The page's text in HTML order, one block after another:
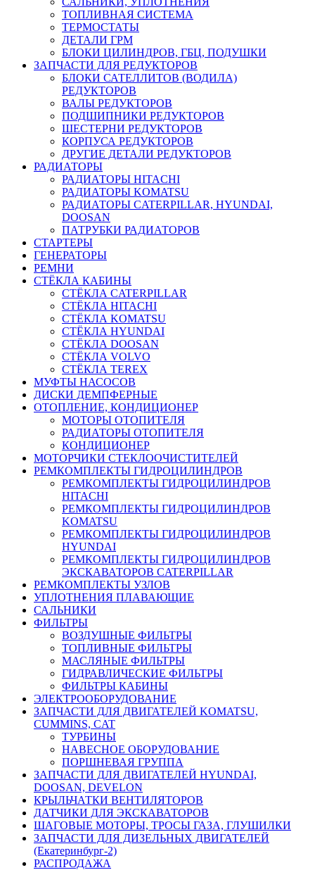
ТОПЛИВНАЯ СИСТЕМА
ТЕРМОСТАТЫ
ДЕТАЛИ ГРМ
БЛОКИ ЦИЛИНДРОВ, ГБЦ, ПОДУШКИ
ЗАПЧАСТИ ДЛЯ РЕДУКТОРОВ
БЛОКИ САТЕЛЛИТОВ (ВОДИЛА)
РЕДУКТОРОВ
ВАЛЫ РЕДУКТОРОВ
ПОДШИПНИКИ РЕДУКТОРОВ
ШЕСТЕРНИ РЕДУКТОРОВ
КОРПУСА РЕДУКТОРОВ
ДРУГИЕ ДЕТАЛИ РЕДУКТОРОВ
РАДИАТОРЫ
РАДИАТОРЫ HITACHI
РАДИАТОРЫ KOMATSU
РАДИАТОРЫ CATERPILLAR, HYUNDAI,
DOOSAN
ПАТРУБКИ РАДИАТОРОВ
СТАРТЕРЫ
ГЕНЕРАТОРЫ
РЕМНИ
СТЁКЛА КАБИНЫ
СТЁКЛА CATERPILLAR
СТЁКЛА HITACHI
СТЁКЛА KOMATSU
СТЁКЛА HYUNDAI
СТЁКЛА DOOSAN
СТЁКЛА VOLVO
СТЁКЛА TEREX
МУФТЫ НАСОСОВ
ДИСКИ ДЕМПФЕРНЫЕ
ОТОПЛЕНИЕ, КОНДИЦИОНЕР
МОТОРЫ ОТОПИТЕЛЯ
РАДИАТОРЫ ОТОПИТЕЛЯ
КОНДИЦИОНЕР
МОТОРЧИКИ СТЕКЛООЧИСТИТЕЛЕЙ
РЕМКОМПЛЕКТЫ ГИДРОЦИЛИНДРОВ
РЕМКОМПЛЕКТЫ ГИДРОЦИЛИНДРОВ
HITACHI
РЕМКОМПЛЕКТЫ ГИДРОЦИЛИНДРОВ
KOMATSU
РЕМКОМПЛЕКТЫ ГИДРОЦИЛИНДРОВ
HYUNDAI
РЕМКОМПЛЕКТЫ ГИДРОЦИЛИНДРОВ
ЭКСКАВАТОРОВ CATERPILLAR
РЕМКОМПЛЕКТЫ УЗЛОВ
УПЛОТНЕНИЯ ПЛАВАЮЩИЕ
САЛЬНИКИ
ФИЛЬТРЫ
ВОЗДУШНЫЕ ФИЛЬТРЫ
ТОПЛИВНЫЕ ФИЛЬТРЫ
МАСЛЯНЫЕ ФИЛЬТРЫ
ГИДРАВЛИЧЕСКИЕ ФИЛЬТРЫ
ФИЛЬТРЫ КАБИНЫ
ЭЛЕКТРООБОРУДОВАНИЕ
ЗАПЧАСТИ ДЛЯ ДВИГАТЕЛЕЙ KOMATSU,
CUMMINS, CAT
ТУРБИНЫ
НАВЕСНОЕ ОБОРУДОВАНИЕ
ПОРШНЕВАЯ ГРУППА
ЗАПЧАСТИ ДЛЯ ДВИГАТЕЛЕЙ HYUNDAI,
DOOSAN, DEVELON
КРЫЛЬЧАТКИ ВЕНТИЛЯТОРОВ
ДАТЧИКИ ДЛЯ ЭКСКАВАТОРОВ
ШАГОВЫЕ МОТОРЫ, ТРОСЫ ГАЗА, ГЛУШИЛКИ
ЗАПЧАСТИ ДЛЯ ДИЗЕЛЬНЫХ ДВИГАТЕЛЕЙ
(Екатеринбург-2)
РАСПРОДАЖА